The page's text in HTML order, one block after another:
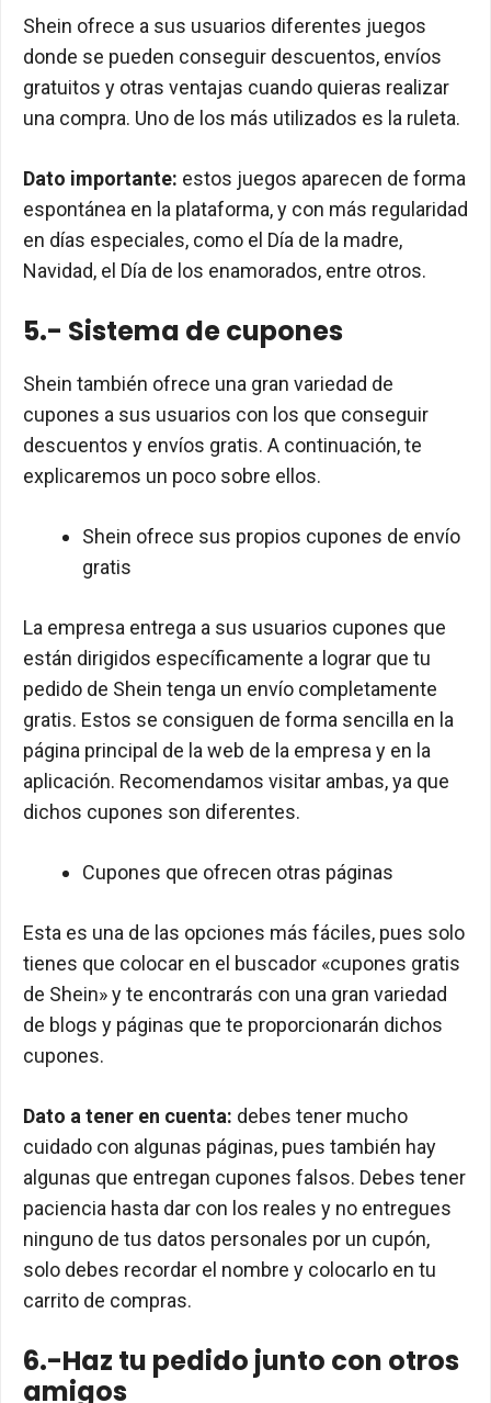
Shein ofrece a sus usuarios diferentes juegos
donde se pueden conseguir descuentos, envíos
gratuitos y otras ventajas cuando quieras realizar
una compra. Uno de los más utilizados es la ruleta.
Dato importante: estos juegos aparecen de forma
espontánea en la plataforma, y con más regularidad
en días especiales, como el Día de la madre,
Navidad, el Día de los enamorados, entre otros.
5.- Sistema de cupones
Shein también ofrece una gran variedad de
cupones a sus usuarios con los que conseguir
descuentos y envíos gratis. A continuación, te
explicaremos un poco sobre ellos.
Shein ofrece sus propios cupones de envío
gratis
La empresa entrega a sus usuarios cupones que
están dirigidos específicamente a lograr que tu
pedido de Shein tenga un envío completamente
gratis. Estos se consiguen de forma sencilla en la
página principal de la web de la empresa y en la
aplicación. Recomendamos visitar ambas, ya que
dichos cupones son diferentes.
Cupones que ofrecen otras páginas
Esta es una de las opciones más fáciles, pues solo
tienes que colocar en el buscador «cupones gratis
de Shein» y te encontrarás con una gran variedad
de blogs y páginas que te proporcionarán dichos
cupones.
Dato a tener en cuenta: debes tener mucho
cuidado con algunas páginas, pues también hay
algunas que entregan cupones falsos. Debes tener
paciencia hasta dar con los reales y no entregues
ninguno de tus datos personales por un cupón,
solo debes recordar el nombre y colocarlo en tu
carrito de compras.
6.-Haz tu pedido junto con otros
amigos